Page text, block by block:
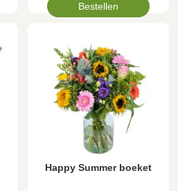
Bestellen
Happy Summer boeket